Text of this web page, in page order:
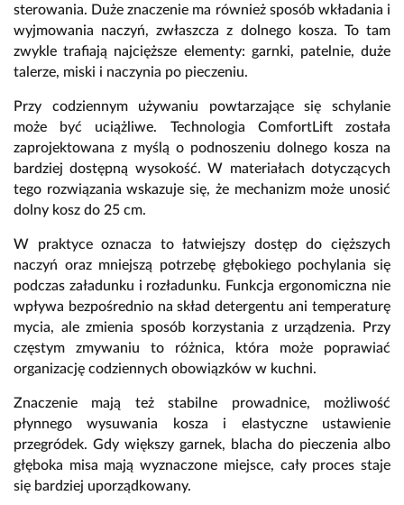
sterowania. Duże znaczenie ma również sposób wkładania i
wyjmowania naczyń, zwłaszcza z dolnego kosza. To tam
zwykle trafiają najcięższe elementy: garnki, patelnie, duże
talerze, miski i naczynia po pieczeniu.
Przy codziennym używaniu powtarzające się schylanie
może być uciążliwe. Technologia ComfortLiftzostała
zaprojektowana z myślą o podnoszeniu dolnego kosza na
bardziej dostępną wysokość. W materiałach dotyczących
tego rozwiązania wskazuje się, że mechanizm może unosić
dolny kosz do 25 cm.
W praktyce oznacza to łatwiejszy dostęp do cięższych
naczyń oraz mniejszą potrzebę głębokiego pochylania się
podczas załadunku i rozładunku. Funkcja ergonomiczna nie
wpływa bezpośrednio na skład detergentu ani temperaturę
mycia, ale zmienia sposób korzystania z urządzenia. Przy
częstym zmywaniu to różnica, która może poprawiać
organizację codziennych obowiązków w kuchni.
Znaczenie mają też stabilne prowadnice, możliwość
płynnego wysuwania kosza i elastyczne ustawienie
przegródek. Gdy większy garnek, blacha do pieczenia albo
głęboka misa mają wyznaczone miejsce, cały proces staje
się bardziej uporządkowany.